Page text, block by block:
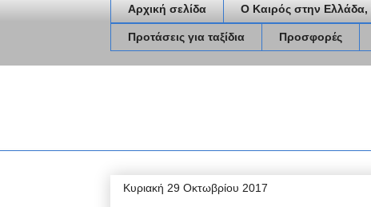
Αρχική σελίδα Ο Καιρός στην
Προτάσεις για ταξίδια Προσφορές
Κυριακή 29 Οκτωβρίου 2017